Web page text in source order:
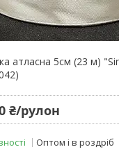
атласна 5см (23 м)
₴/рулон
Оптом і в роздріб